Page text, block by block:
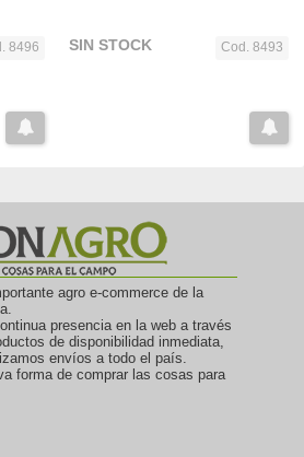
8496 Cod. 8493
SIN STOCK
agro e-commerce de la
presencia en la web a través
de disponibilidad inmediata,
envíos a todo el país.
forma de comprar las cosas para